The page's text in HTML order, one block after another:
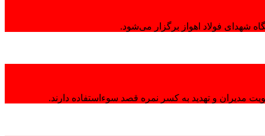
شهدای فولاد اهواز برگزار می‌شود.
مدیران و تهدید به کسر نمره قصد سوءاستفاده دارند.